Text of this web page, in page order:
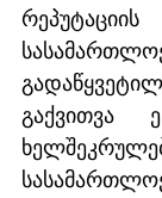
გაქვითვა